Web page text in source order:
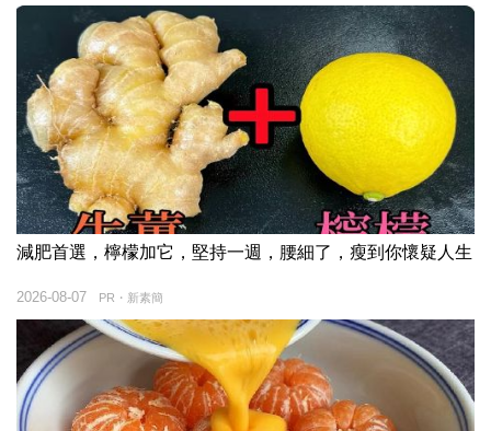
減肥首選，檸檬加它，堅持一週，腰細了，瘦到你懷疑人生
PR・新素簡
2026-08-07